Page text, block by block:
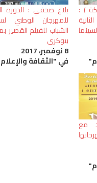
) : بلاغ صحفي : الدورة
للمهرجان الوطني
الشباب للفيلم القصير
بيوكرى
8 نوفمبر، 2017
في "الثقافة
مع